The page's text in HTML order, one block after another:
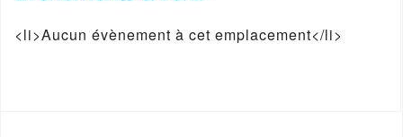
<li>Aucun évènement à cet emplacement</li>